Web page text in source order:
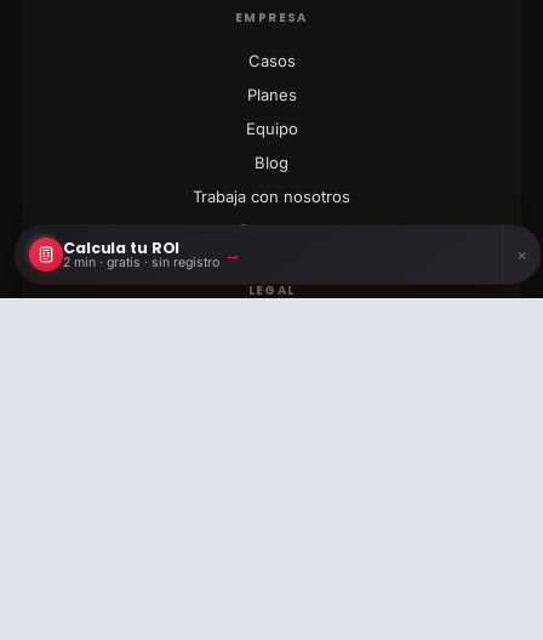
Calcula tu ROI
2 min · gratis · sin registro → ×
EMPRESA
Casos
Planes
Equipo
Blog
Trabaja con nosotros
Contacto
LEGAL